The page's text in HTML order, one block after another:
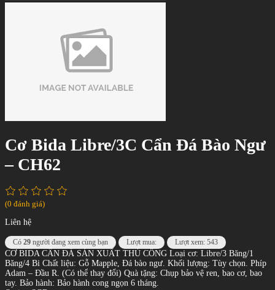
Cơ Bida Libre/3C Cẩn Đá Bào Ngư
– CH62
(0 đánh giá)
Liên hệ
Có 29 người đang xem cùng bạn Lượt mua: Lượt xem: 543
CƠ BIDA CẨN ĐÁ SẢN XUẤT THỦ CÔNG Loại cơ: Libre/3 Băng/1
Băng/4 Bi Chất liệu: Gỗ Mapple, Đá bào ngư. Khối lượng: Tùy chọn. Phíp
Adam – Đầu R. (Có thể thay đổi) Quà tặng: Chụp bảo vệ ren, bao cơ, bao
tay. Bảo hành: Bảo hành cong ngọn 6 tháng.